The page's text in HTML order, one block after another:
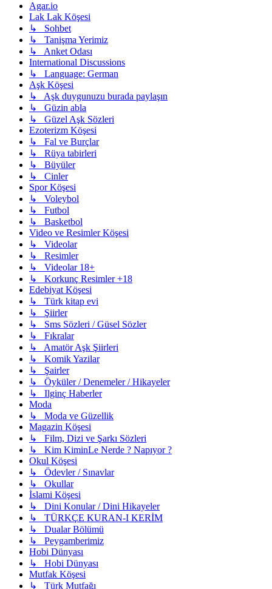
Agar.io
Lak Lak Köşesi
↳ Sohbet
↳ Tanişma Yerimiz
↳ Anket Odası
International Discussions
↳ Language: German
Aşk Köşesi
↳ Aşk duygunuzu burada paylaşın
↳ Güzin abla
↳ Güzel Aşk Sözleri
Ezoterizm Köşesi
↳ Fal ve Burçlar
↳ Rüya tabirleri
↳ Büyüler
↳ Cinler
Spor Köşesi
↳ Voleybol
↳ Futbol
↳ Basketbol
Video ve Resimler Köşesi
↳ Videolar
↳ Resimler
↳ Videolar 18+
↳ Korkunç Resimler +18
Edebiyat Köşesi
↳ Türk kitap evi
↳ Şiirler
↳ Sms Sözleri / Güsel Sözler
↳ Fıkralar
↳ Amatör Aşk Şiirleri
↳ Komik Yazilar
↳ Şairler
↳ Öyküler / Denemeler / Hikayeler
↳ Ilginç Haberler
Moda
↳ Moda ve Güzellik
Magazin Köşesi
↳ Film, Dizi ve Şarkı Sözleri
↳ Kim KiminLe Nerde ? Napıyor ?
Okul Köşesi
↳ Ödevler / Sınavlar
↳ Okullar
İslami Köşesi
↳ Dini Konular / Dini Hikayeler
↳ TÜRKÇE KURAN-I KERİM
↳ Dualar Bölümü
↳ Peygamberimiz
Hobi Dünyası
↳ Hobi Dünyası
Mutfak Köşesi
↳ Türk Mutfağı